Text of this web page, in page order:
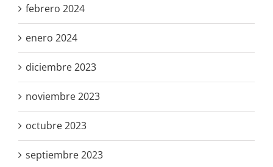
febrero 2024
enero 2024
diciembre 2023
noviembre 2023
octubre 2023
septiembre 2023